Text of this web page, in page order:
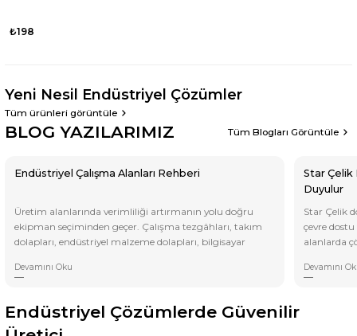
₺198
Yeni Nesil Endüstriyel Çözümler
Tüm ürünleri görüntüle
BLOG YAZILARIMIZ Tüm Blogları Görüntüle
Endüstriyel Çalışma Alanları Rehberi
Üretim alanlarında verimliliği artırmanın yolu doğru
ekipman seçiminden geçer. Çalışma tezgâhları, takım
dolapları, endüstriyel malzeme dolapları, bilgisayar
ergonomik çalışma alanları oluşturmanın püf
Devamını Oku
Star Çelik
Duyulur
Star Çelik
çevre
alanlarda
kullanım
Devamını
Endüstriyel Çözümlerde Güvenilir